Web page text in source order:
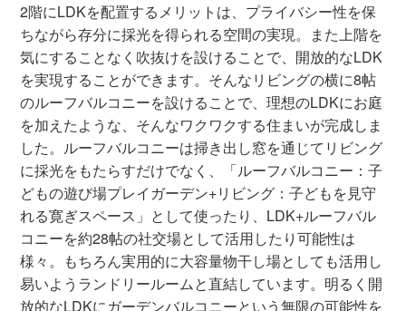
2階にLDKを配置するメリットは、プライバシー性を保
ちながら存分に採光を得られる空間の実現。また上階を
気にすることなく吹抜けを設けることで、開放的なLDK
を実現することができます。そんなリビングの横に8帖
のルーフバルコニーを設けることで、理想のLDKにお庭
を加えたような、そんなワクワクする住まいが完成しま
した。ルーフバルコニーは掃き出し窓を通じてリビング
に採光をもたらすだけでなく、「ルーフバルコニー：子
どもの遊び場プレイガーデン+リビング：子どもを見守
れる寛ぎスペース」として使ったり、LDK+ルーフバル
コニーを約28帖の社交場として活用したり可能性は
様々。もちろん実用的に大容量物干し場としても活用し
易いようランドリールームと直結しています。明るく開
放的なLDKにガーデンバルコニーという無限の可能性を